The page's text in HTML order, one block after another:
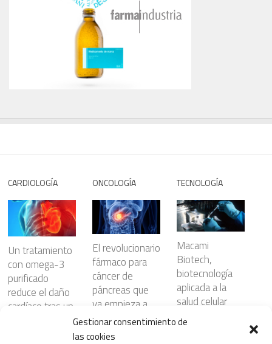
Gestionar consentimiento de
las cookies
CARDIOLOGÍA
Un tratamiento
con omega-3
purificado
reduce el daño
cardíaco tras un
infarto al actuar
ONCOLOGÍA
El revolucionario
fármaco para
cáncer de
páncreas que
ya empieza a
beneficiar al
enfermo
TECNOLOGÍA
Macami
Biotech,
biotecnología
aplicada a la
salud celular
24 FEBRERO, 2026